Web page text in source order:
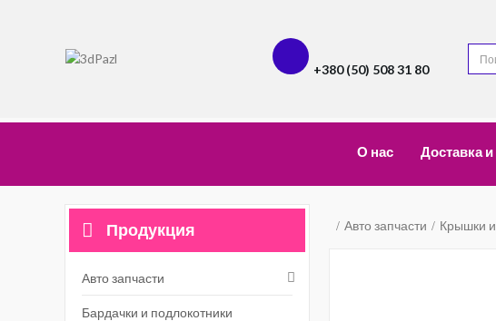
+380 (50) 508 31 80
О нас Доставка
Продукция
Авто запчасти
Бардачки и подлокотники
Авто запчасти Крышки